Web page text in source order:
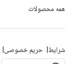
همه محصولات
شرایط حریم خصوصی